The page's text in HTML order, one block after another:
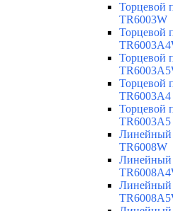
Торцевой
TR6003W
Торцевой
Торцевой
Торцевой
TR6003A4
Торцевой
TR6003A5
Линейный
TR6008W
Линейный
Линейный